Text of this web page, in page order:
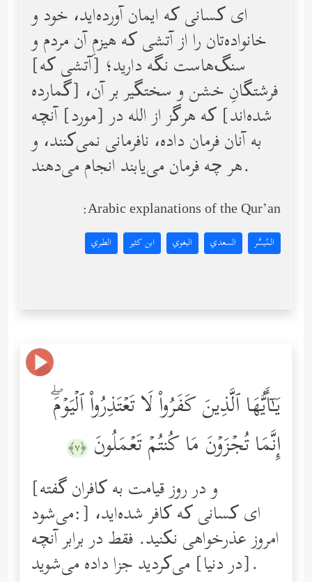
ای کسانی ‌که ایمان آورده‌اید، خود و
خانواده‌تان را از آتشی که هیزمِ آن مردم و
سنگ‌هاست نگه دارید؛ [آتشی که]
فرشتگانِ خشن و سختگیر بر آن، [گمارده
شده‌اند] که هرگز از الله در [مورد] آنچه
به آنان فرمان داده، نافرمانی نمی‌کنند، و
هر چه فرمان می‌یابند انجام می‌دهند.
Arabic explanations of the Qur’an:
المُيسَّر السعدي البغوي ابن كثير الطبري
یَـٰۤأَیُّهَا ٱلَّذِینَ كَفَرُواْ لَا تَعۡتَذِرُواْ ٱلۡیَوۡمَۖ
إِنَّمَا تُجۡزَوۡنَ مَا كُنتُمۡ تَعۡمَلُونَ ﴿٧﴾
[و در روز قیامت به کافران گفته
می‌شود:] ای کسانی‌ که کافر شده‌اید،
امروز عذرخواهی نکنید. فقط در برابر آنچه
[در دنیا] می‌کردید جزا داده می‌شوید.